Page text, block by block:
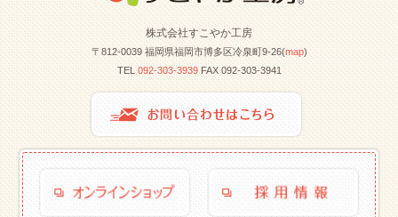
株式会社すこやか工房
〒812-0039 福岡県福岡市博多区冷泉町9-26(map)
TEL 092-303-3939FAX 092-303-3941